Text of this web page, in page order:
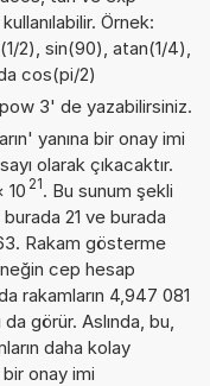
Örnek:
2), sin(90), atan(1/4),
cos(pi/2)
3' de yazabilirsiniz.
yanına bir onay imi
olarak çıkacaktır.
10 21. Bu sunum şekli
21 ve burada
Rakam gösterme
cep hesap
rakamların 4,947 081
da görür. Aslında, bu,
daha kolay
bir onay imi